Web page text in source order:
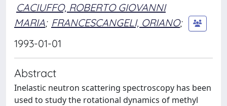
CACIUFFO, ROBERTO GIOVANNI
MARIA; FRANCESCANGELI, ORIANO;
1993-01-01
Abstract
Inelastic neutron scattering spectroscopy has been
used to study the rotational dynamics of methyl